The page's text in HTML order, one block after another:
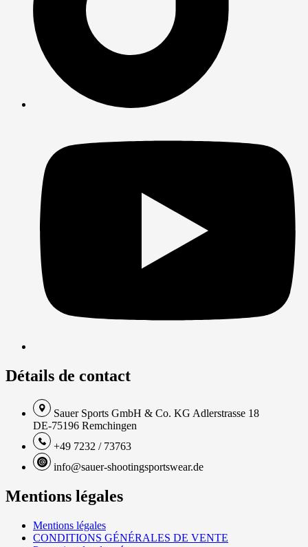
Détails de contact
Sauer Sports GmbH & Co. KG Adlerstrasse 18
DE-75196 Remchingen
+49 7232 / 73763
info@sauer-shootingsportswear.de
Mentions légales
Mentions légales
CONDITIONS GÉNÉRALES DE VENTE